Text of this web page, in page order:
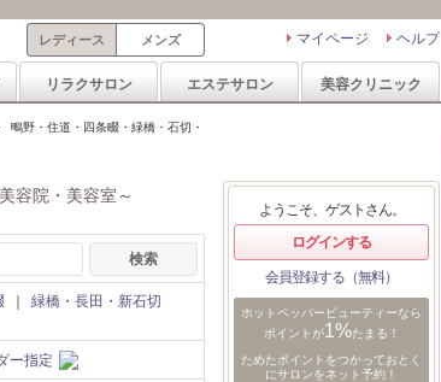
ヘルプ
マイページ
レディース メンズ
リラクサロン エステサロン 美容クリニック
鴫野・住道・四条畷・緑橋・石切・
容院・美容室～
緑橋・長田・新石切
ー指定
ようこそ、ゲストさん。
ログインする
会員登録する（無料）
ホットペッパービューティーなら
ポイントが1%たまる！
ためたポイントをつかっておとく
にサロンをネット予約！